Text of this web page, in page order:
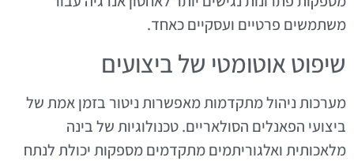
משתמשים פרטיים ועסקיים כאחד.
שיפוט אוטומטי של ביצועים
מערכות ניהול מתקדמות מאפשרות ניטור בזמן אמת של
ביצועי הפאנלים הסולאריים. טכנולוגיות של בינה
מלאכותית ואלגוריתמים מתקדמים מספקות יכולת לנתח